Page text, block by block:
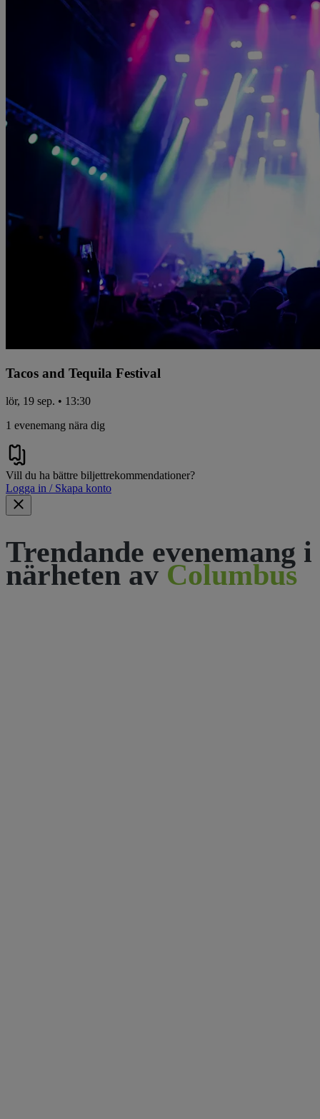
Tacos and Tequila Festival
lör, 19 sep. • 13:30
1 evenemang nära dig
Vill du ha bättre biljettrekommendationer?
Logga in / Skapa konto
Trendande evenemang i
närheten av Columbus